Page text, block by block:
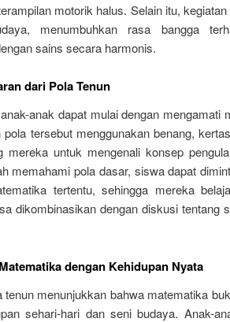
motorik halus. Selain itu,
menumbuhkan rasa bangga
sains secara harmonis.
dari Pola Tenun
anak dapat mulai dengan mengamati
tersebut menggunakan benang,
mereka untuk mengenali konsep
memahami pola dasar, siswa dapat
tertentu, sehingga mereka
dikombinasikan dengan diskusi tentang
dengan Kehidupan Nyata
tenun menunjukkan bahwa matematika
sehari-hari dan seni budaya. Anak-